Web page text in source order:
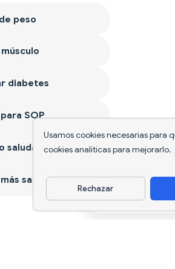
Usamos cookies necesarias para
cookies analíticas para mejorarlo.
Rechazar
Descargar
peso
diabetes
SOP
saludable
sano